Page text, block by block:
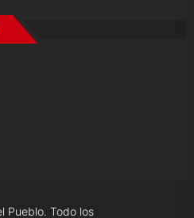
Pueblo. Todo los